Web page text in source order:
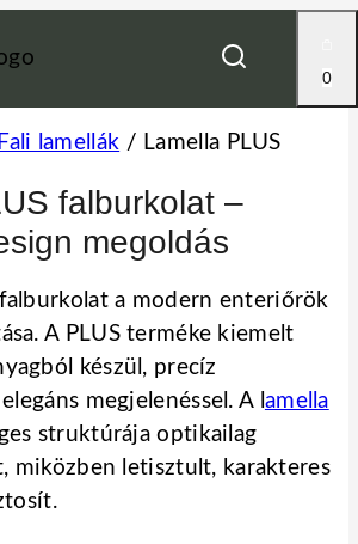
0
Fali lamellák / Lamella PLUS
falburkolat –
megoldás
falburkolat a modern enteriőrök
A PLUS terméke kiemelt
készül, precíz
megjelenéssel. A l amella
struktúrája optikailag
miközben letisztult, karakteres